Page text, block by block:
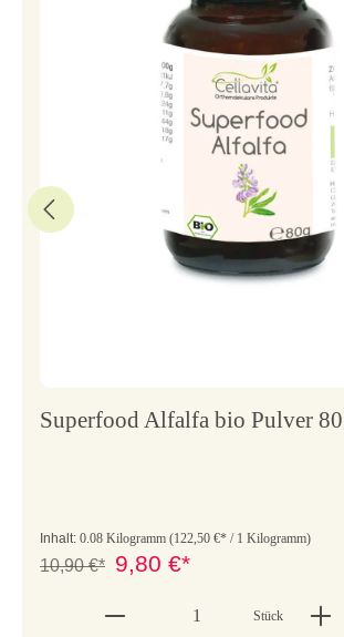
Superfood Alfalfa bio Pulver
Inhalt: 0.08 Kilogramm (122,50 €* / 1 Kilogramm)
10,90 €* 9,80 €*
Stück